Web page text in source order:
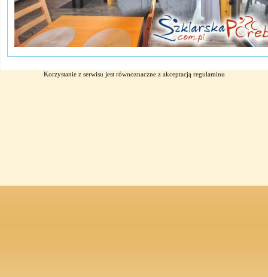
Korzystanie z serwisu jest równoznaczne z akceptacją regulaminu